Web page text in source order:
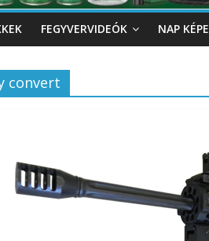
FEGYVERVIDEÓK NAP KÉPE
convert